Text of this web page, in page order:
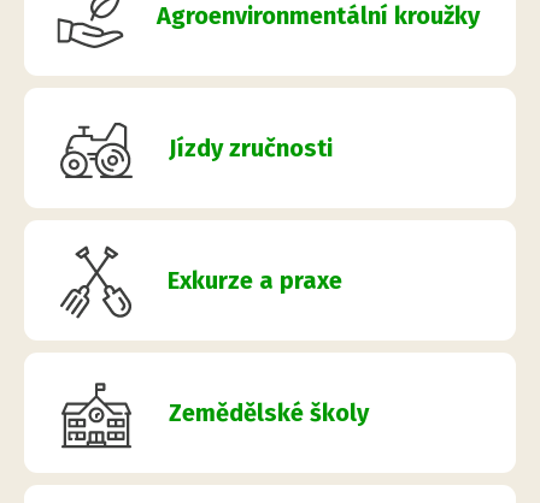
Agroenvironmentální kroužky
Jízdy zručnosti
Exkurze a praxe
Zemědělské školy